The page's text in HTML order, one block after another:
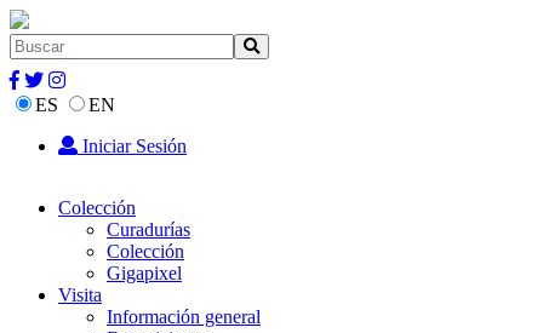
ES
EN
Iniciar Sesión
Colección
Curadurías
Colección
Gigapixel
Visita
Información general